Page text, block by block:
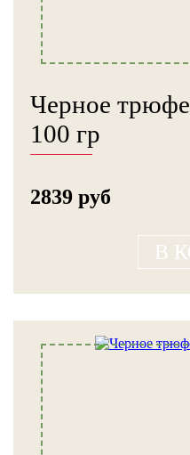
Черное
100 гр
2839 руб
В